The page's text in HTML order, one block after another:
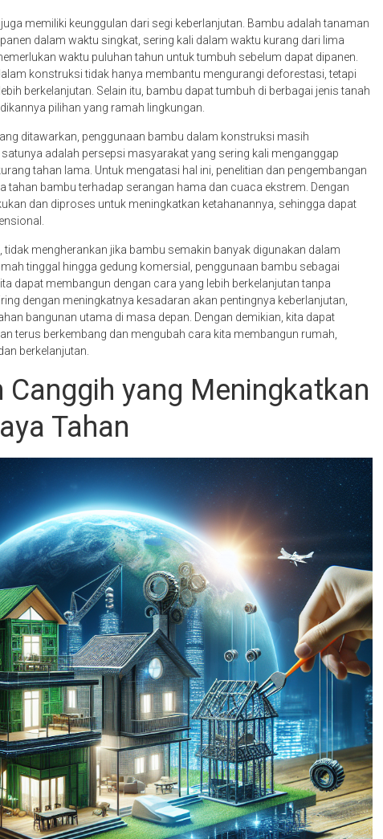
memiliki keunggulan dari segi keberlanjutan. Bambu adalah tanaman
dalam waktu singkat, sering kali dalam waktu kurang dari lima
waktu puluhan tahun untuk tumbuh sebelum dapat dipanen.
konstruksi tidak hanya membantu mengurangi deforestasi, tetapi
berkelanjutan. Selain itu, bambu dapat tumbuh di berbagai jenis tanah
pilihan yang ramah lingkungan.
ditawarkan, penggunaan bambu dalam konstruksi masih
adalah persepsi masyarakat yang sering kali menganggap
tahan lama. Untuk mengatasi hal ini, penelitian dan pengembangan
tahan bambu terhadap serangan hama dan cuaca ekstrem. Dengan
dan diproses untuk meningkatkan ketahanannya, sehingga dapat
tidak mengherankan jika bambu semakin banyak digunakan dalam
tinggal hingga gedung komersial, penggunaan bambu sebagai
dapat membangun dengan cara yang lebih berkelanjutan tanpa
dengan meningkatnya kesadaran akan pentingnya keberlanjutan,
bangunan utama di masa depan. Dengan demikian, kita dapat
terus berkembang dan mengubah cara kita membangun rumah,
berkelanjutan.
yang Meningkatkan
Tahan